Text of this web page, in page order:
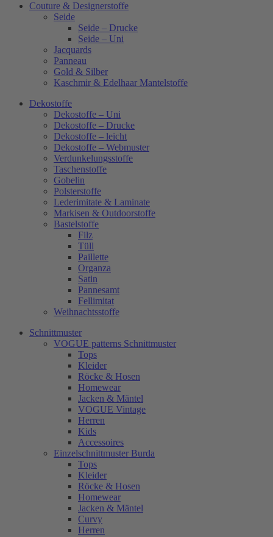
Couture & Designerstoffe
Seide
Seide – Drucke
Seide – Uni
Jacquards
Panneau
Gold & Silber
Kaschmir & Edelhaar Mantelstoffe
Dekostoffe
Dekostoffe – Uni
Dekostoffe – Drucke
Dekostoffe – leicht
Dekostoffe – Webmuster
Verdunkelungsstoffe
Taschenstoffe
Gobelin
Polsterstoffe
Lederimitate & Laminate
Markisen & Outdoorstoffe
Bastelstoffe
Filz
Tüll
Paillette
Organza
Satin
Pannesamt
Fellimitat
Weihnachtsstoffe
Schnittmuster
VOGUE patterns Schnittmuster
Tops
Kleider
Röcke & Hosen
Homewear
Jacken & Mäntel
VOGUE Vintage
Herren
Kids
Accessoires
Einzelschnittmuster Burda
Tops
Kleider
Röcke & Hosen
Homewear
Jacken & Mäntel
Curvy
Herren